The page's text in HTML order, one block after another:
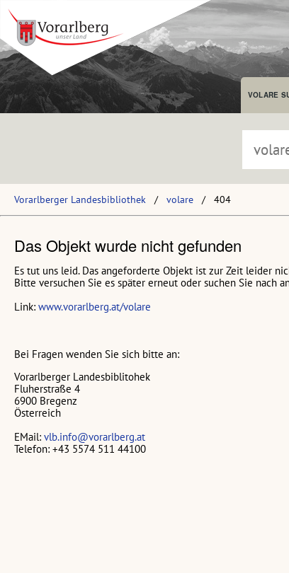
VOLARE
Vorarlberger Landesbibliothek volare 404
Das Objekt wurde nicht gefunden
Es tut uns leid. Das angeforderte Objekt ist zur Zeit leider
Bitte versuchen Sie es später erneut oder suchen Sie nach
Link: www.vorarlberg.at/volare
Bei Fragen wenden Sie sich bitte an:
Vorarlberger Landesbiblitohek
Fluherstraße 4
6900 Bregenz
Österreich
EMail: vlb.info@vorarlberg.at
Telefon: +43 5574 511 44100